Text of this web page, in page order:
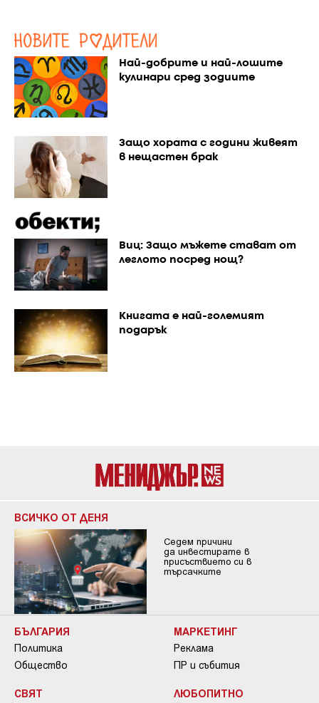
Най-добрите и най-лошите
кулинари сред зодиите
Защо хората с години живеят
в нещастен брак
Виц: Защо мъжете стават от
леглото посред нощ?
Книгата е най-големият
подарък
ВСИЧКО ОТ ДЕНЯ
Седем причини
да инвестирате в
присъствието си в
търсачките
БЪЛГАРИЯ
Политика
Общество
СВЯТ
МАРКЕТИНГ
Реклама
ПР и събития
ЛЮБОПИТНО